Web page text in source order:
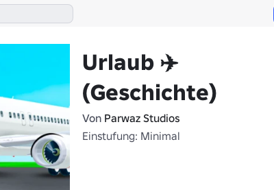
Urlaub ✈️
(Geschichte)
Von Parwaz Studios
Einstufung: Minimal